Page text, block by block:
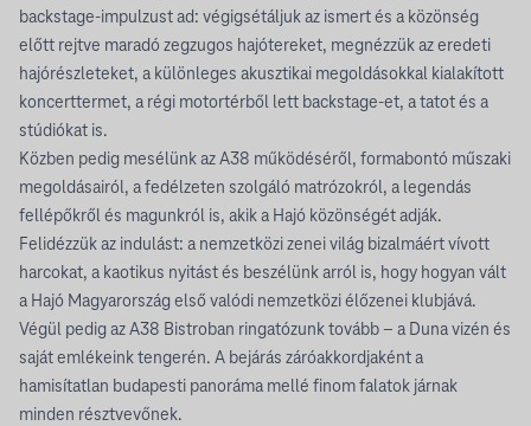
backstage-impulzust ad: végigsétáljuk az ismert és a közönség
előtt rejtve maradó zegzugos hajótereket, megnézzük az eredeti
hajórészleteket, a különleges akusztikai megoldásokkal kialakított
koncerttermet, a régi motortérből lett backstage-et, a tatot és a
stúdiókat is.
Közben pedig mesélünk az A38 működéséről, formabontó műszaki
megoldásairól, a fedélzeten szolgáló matrózokról, a legendás
fellépőkről és magunkról is, akik a Hajó közönségét adják.
Felidézzük az indulást: a nemzetközi zenei világ bizalmáért vívott
harcokat, a kaotikus nyitást és beszélünk arról is, hogy hogyan vált
a Hajó Magyarország első valódi nemzetközi élőzenei klubjává.
Végül pedig az A38 Bistroban ringatózunk tovább – a Duna vizén és
saját emlékeink tengerén. A bejárás záróakkordjaként a
hamisítatlan budapesti panoráma mellé finom falatok járnak
minden résztvevőnek.